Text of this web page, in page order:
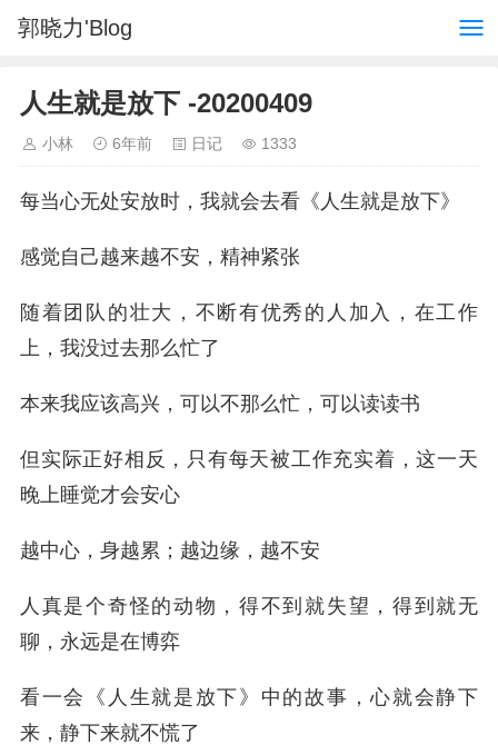
郭晓力'Blog
人生就是放下 -20200409
小林 6年前 日记 1333
每当心无处安放时，我就会去看《人生就是放下》
感觉自己越来越不安，精神紧张
随着团队的壮大，不断有优秀的人加入，在工作
上，我没过去那么忙了
本来我应该高兴，可以不那么忙，可以读读书
但实际正好相反，只有每天被工作充实着，这一天
晚上睡觉才会安心
越中心，身越累；越边缘，越不安
人真是个奇怪的动物，得不到就失望，得到就无
聊，永远是在博弈
看一会《人生就是放下》中的故事，心就会静下
来，静下来就不慌了